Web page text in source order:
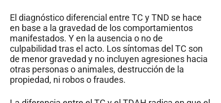
El diagnóstico diferencial entre TC y TND se hace
en base a la gravedad de los comportamientos
manifestados. Y en la ausencia o no de
culpabilidad tras el acto. Los síntomas del TC son
de menor gravedad y no incluyen agresiones hacia
otras personas o animales, destrucción de la
propiedad, ni robos o fraudes.